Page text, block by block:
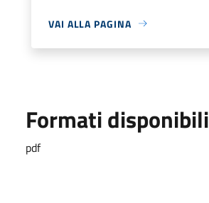
VAI ALLA PAGINA
Formati disponibili
pdf